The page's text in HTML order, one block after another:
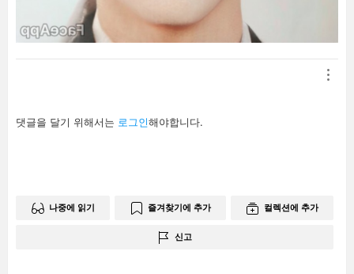
답
글
댓글을 달기 위해서는 로그인해야합니다.
나중에 읽기 즐겨찾기에 추가 컬렉션에 추가
신고